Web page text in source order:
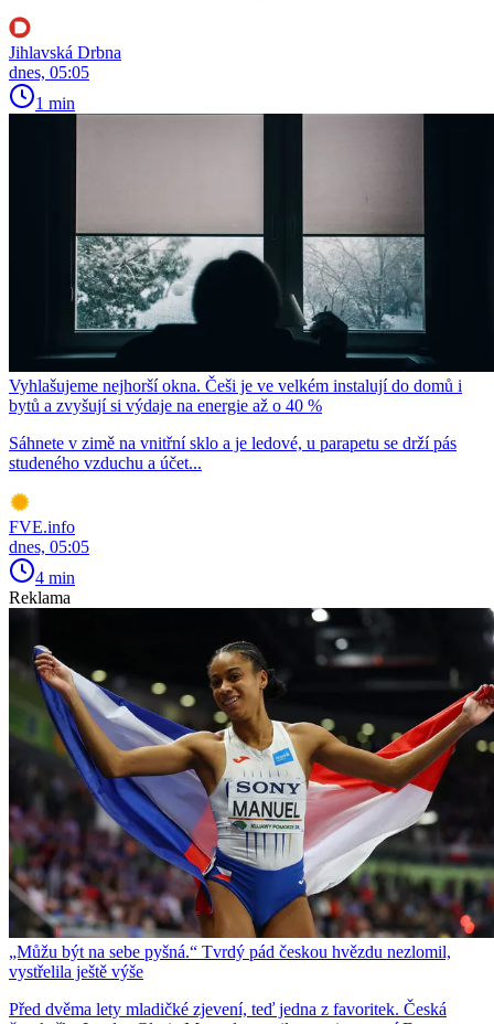
Jihlavská Drbna
dnes, 05:05
1 min
Vyhlašujeme nejhorší okna. Češi je ve velkém instalují do domů i
bytů a zvyšují si výdaje na energie až o 40 %
Sáhnete v zimě na vnitřní sklo a je ledové, u parapetu se drží pás
studeného vzduchu a účet...
FVE.info
dnes, 05:05
4 min
Reklama
„Můžu být na sebe pyšná.“ Tvrdý pád českou hvězdu nezlomil,
vystřelila ještě výše
Před dvěma lety mladičké zjevení, teď jedna z favoritek. Česká